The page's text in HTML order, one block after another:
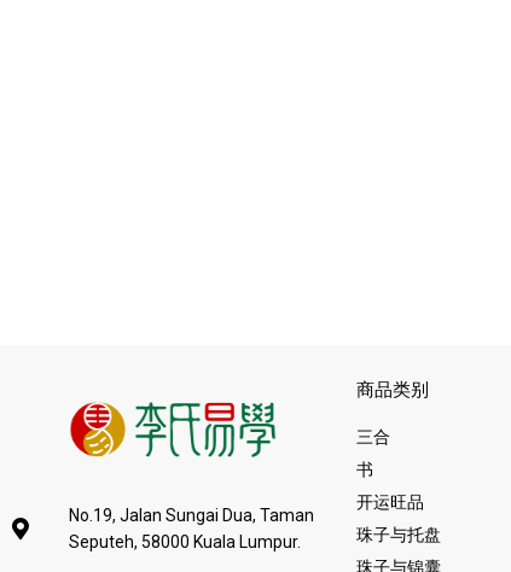
No.19, Jalan Sungai Dua, Taman
Seputeh, 58000 Kuala Lumpur.
商品类别
三合
书
开运旺品
珠子与托盘
珠子与锦囊